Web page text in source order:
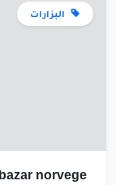
البزارات
bazar norvege